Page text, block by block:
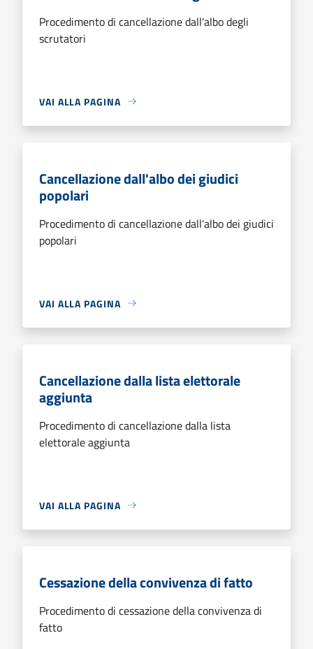
Procedimento di cancellazione dall'albo degli
scrutatori
VAI ALLA PAGINA
Cancellazione dall'albo dei giudici
popolari
Procedimento di cancellazione dall'albo dei giudici
popolari
VAI ALLA PAGINA
Cancellazione dalla lista elettorale
aggiunta
Procedimento di cancellazione dalla lista
elettorale aggiunta
VAI ALLA PAGINA
Cessazione della convivenza di fatto
Procedimento di cessazione della convivenza di
fatto